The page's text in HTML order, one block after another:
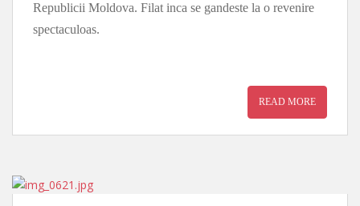
Republicii Moldova. Filat inca se gandeste la o revenire
spectaculoas.
READ MORE